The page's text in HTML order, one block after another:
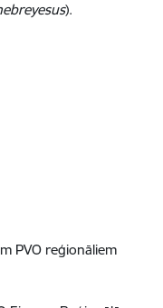
).
PVO reģionāliem